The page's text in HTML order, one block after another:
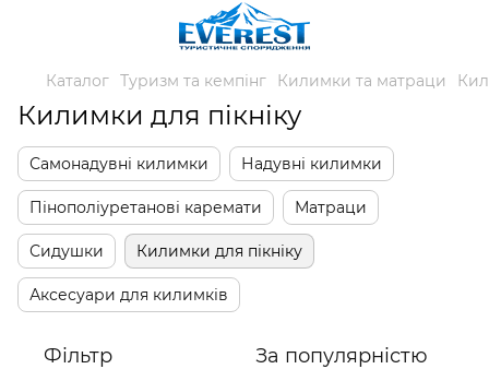
Каталог Туризм та кемпінг Килимки та матраци
Килимки для пікніку
Самонадувні килимки Надувні килимки
Пінополіуретанові каремати Матраци
Сидушки Килимки для пікніку
Аксесуари для килимків
Фільтр За популярністю